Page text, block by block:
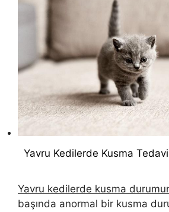
Yavru Kedilerde Kusma
Yavru kedilerde kusma
başında anormal bir kusma